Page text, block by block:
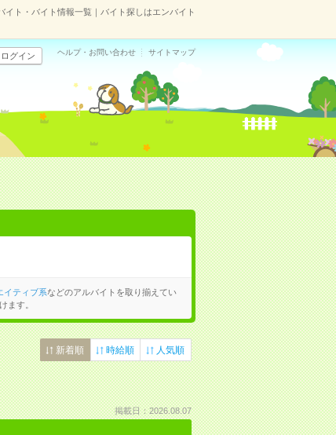
イト・バイト情報一覧｜バイト探しはエンバイト
ログイン ヘルプ・お問い合わせ サイトマップ
イティブ系などのアルバイトを取り揃えてい
ます。
新着順 時給順 人気順
掲載日：2026.08.07